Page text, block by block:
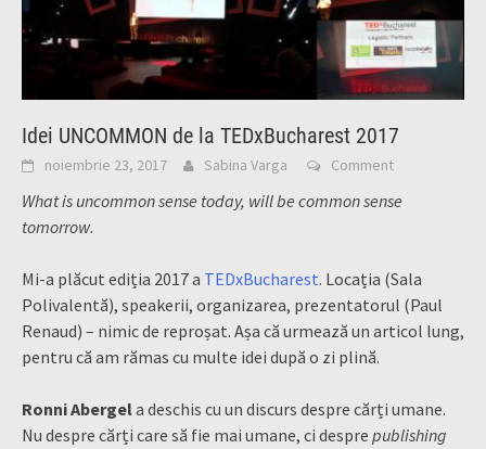
Idei UNCOMMON de la TEDxBucharest 2017
noiembrie 23, 2017 Sabina Varga Comment
What is uncommon sense today, will be common sense
tomorrow.
Mi-a plăcut ediția 2017 a TEDxBucharest. Locația (Sala
Polivalentă), speakerii, organizarea, prezentatorul (Paul
Renaud) – nimic de reproșat. Așa că urmează un articol lung,
pentru că am rămas cu multe idei după o zi plină.
Ronni Abergela deschis cu un discurs despre cărți umane.
Nu despre cărți care să fie mai umane, ci despre publishing